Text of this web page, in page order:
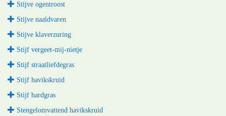
Stijve ogentroost
Stijve naaldvaren
Stijve klaverzuring
Stijf vergeet-mij-nietje
Stijf straatliefdegras
Stijf havikskruid
Stijf hardgras
Stengelomvattend havikskruid